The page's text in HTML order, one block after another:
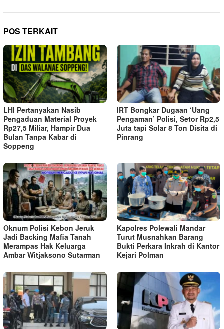
POS TERKAIT
LHI Pertanyakan Nasib
Pengaduan Material Proyek
Rp27,5 Miliar, Hampir Dua
Bulan Tanpa Kabar di
Soppeng
IRT Bongkar Dugaan ‘Uang
Pengaman’ Polisi, Setor Rp2,5
Juta tapi Solar 8 Ton Disita di
Pinrang
Oknum Polisi Kebon Jeruk
Jadi Backing Mafia Tanah
Merampas Hak Keluarga
Ambar Witjaksono Sutarman
Kapolres Polewali Mandar
Turut Musnahkan Barang
Bukti Perkara Inkrah di Kantor
Kejari Polman